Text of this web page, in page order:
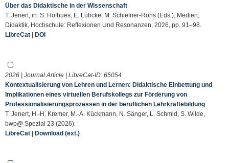
Über das Didaktische in der Wissenschaft
T. Jenert, in: S. Hofhues, E. Lübcke, M. Schiefner-Rohs (Eds.), Medien,
Didaktik, Hochschule: Reflexionen Und Resonanzen, 2026, pp. 91–98.
LibreCat | DOI
2026 | Journal Article | LibreCat-ID: 65054
Kontextualisierung von Lehren und Lernen: Didaktische Einbettung und
Implikationen eines virtuellen Berufskollegs zur Förderung von
Professionalisierungsprozessen in der beruflichen Lehrkräftebildung
T. Jenert, H.-H. Kremer, M.-A. Kückmann, N. Sänger, L. Schmid, S. Wilde,
bwp@ Spezial 23 (2026).
LibreCat | Download (ext.)